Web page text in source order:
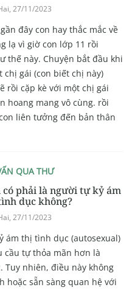
27/11/2023
đây con hay thắc mắc về
lạ vì giờ con lớp 11 rồi
thế này. Chuyện bắt đầu khi
chị gái (con biết chị này)
rồi cặp kè với một chị gái
hoang mang vô cùng. rồi
liên tưởng đến bản thân
QUA THƯ
có phải là người tự kỷ ám
dục không?
27/11/2023
ám thị tình dục (autosexual)
cầu tự thỏa mãn hơn là
nhiên, điều này không
hoặc sẵn sàng quan hệ với